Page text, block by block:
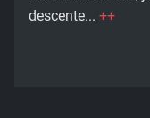
descente... ++